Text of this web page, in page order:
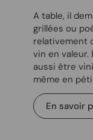
A table, il
grillées ou
relativement
vin en valeur.
aussi être
même en
En savoir